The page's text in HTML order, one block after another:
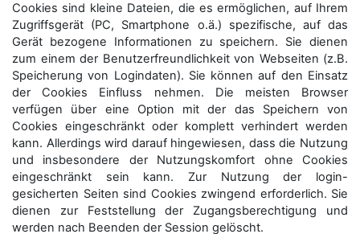
Cookies sind kleine Dateien, die es ermöglichen, auf Ihrem
Zugriffsgerät (PC, Smartphone o.ä.) spezifische, auf das
Gerät bezogene Informationen zu speichern. Sie dienen
zum einem der Benutzerfreundlichkeit von Webseiten (z.B.
Speicherung von Logindaten). Sie können auf den Einsatz
der Cookies Einfluss nehmen. Die meisten Browser
verfügen über eine Option mit der das Speichern von
Cookies eingeschränkt oder komplett verhindert werden
kann. Allerdings wird darauf hingewiesen, dass die Nutzung
und insbesondere der Nutzungskomfort ohne Cookies
eingeschränkt sein kann. Zur Nutzung der login-
gesicherten Seiten sind Cookies zwingend erforderlich. Sie
dienen zur Feststellung der Zugangs­berechtigung und
werden nach Beenden der Session gelöscht.